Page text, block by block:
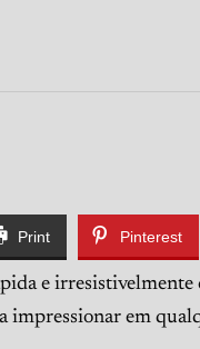
Print Pinterest
e irresistivelmente
impressionar em